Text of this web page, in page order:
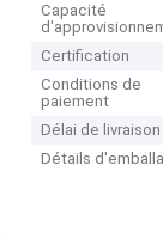
Capacité
Certification
Conditions de
paiement
Délai de livraison
Détails